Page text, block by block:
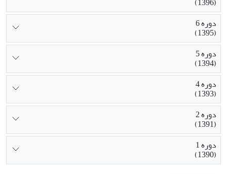
دوره 6
(1395)
دوره 5
(1394)
دوره 4
(1393)
دوره 2
(1391)
دوره 1
(1390)